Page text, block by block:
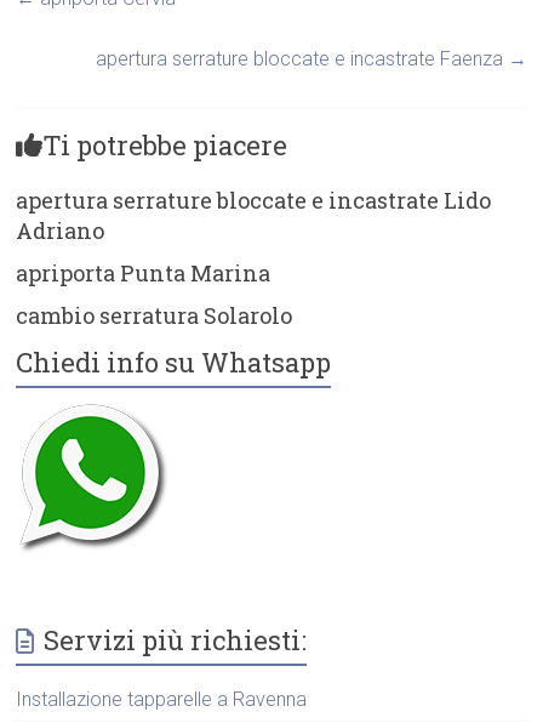
apertura serrature bloccate e incastrate Faenza →
Ti potrebbe piacere
apertura serrature bloccate e incastrate Lido
Adriano
apriporta Punta Marina
cambio serratura Solarolo
Chiedi info su Whatsapp
Servizi più richiesti:
Installazione tapparelle a Ravenna